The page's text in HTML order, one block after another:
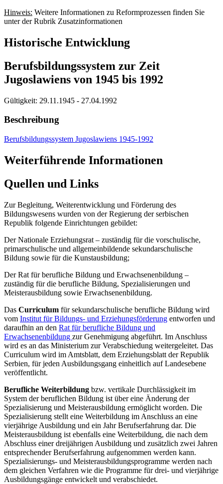
Hinweis: Weitere Informationen zu Reformprozessen finden Sie
unter der Rubrik Zusatzinformationen
Historische Entwicklung
Berufsbildungssystem zur Zeit
Jugoslawiens von 1945 bis 1992
Gültigkeit: 29.11.1945 - 27.04.1992
Beschreibung
Berufsbildungssystem Jugoslawiens 1945-1992
Weiterführende Informationen
Quellen und Links
Zur Begleitung, Weiterentwicklung und Förderung des
Bildungswesens wurden von der Regierung der serbischen
Republik folgende Einrichtungen gebildet:
Der Nationale Erziehungsrat – zuständig für die vorschulische,
primarschulische und allgemeinbildende sekundarschulische
Bildung sowie für die Kunstausbildung;
Der Rat für berufliche Bildung und Erwachsenenbildung –
zuständig für die berufliche Bildung, Spezialisierungen und
Meisterausbildung sowie Erwachsenenbildung.
Das Curriculum für sekundarschulische berufliche Bildung wird
vom Institut für Bildungs- und Erziehungsförderung entworfen und
daraufhin an den Rat für berufliche Bildung und
Erwachsenenbildung zur Genehmigung abgeführt. Im Anschluss
wird es an das Ministerium zur Verabschiedung weitergeleitet. Das
Curriculum wird im Amtsblatt, dem Erziehungsblatt der Republik
Serbien, für jeden Ausbildungsgang einheitlich auf Landesebene
veröffentlicht.
Berufliche Weiterbildung bzw. vertikale Durchlässigkeit im
System der beruflichen Bildung ist über eine Änderung der
Spezialisierung und Meisterausbildung ermöglicht worden. Die
Spezialisierung stellt eine Weiterbildung im Anschluss an eine
vierjährige Ausbildung und ein Jahr Berufserfahrung dar. Die
Meisterausbildung ist ebenfalls eine Weiterbildung, die nach dem
Abschluss einer dreijährigen Ausbildung und zusätzlich zwei Jahren
entsprechender Berufserfahrung aufgenommen werden kann.
Spezialisierungs- und Meisterausbildungsprogramme werden nach
dem gleichen Verfahren wie die Programme für drei- und vierjährige
Ausbildungsgänge entwickelt und verabschiedet.